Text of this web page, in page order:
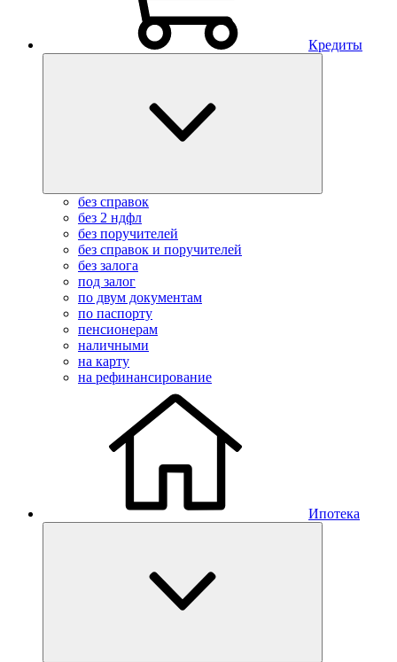
Кредиты
без справок
без 2 ндфл
без поручителей
без справок и поручителей
без залога
под залог
по двум документам
по паспорту
пенсионерам
наличными
на карту
на рефинансирование
Ипотека